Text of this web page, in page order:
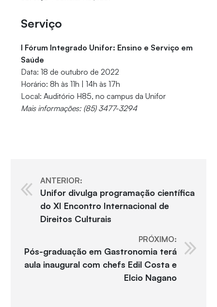
Serviço
I Fórum Integrado Unifor: Ensino e Serviço em
Saúde
Data: 18 de outubro de 2022
Horário: 8h às 11h | 14h às 17h
Local: Auditório H85, no campus da Unifor
Mais informações: (85) 3477-3294
ANTERIOR:
Unifor divulga programação científica
do XI Encontro Internacional de
Direitos Culturais
PRÓXIMO:
Pós-graduação em Gastronomia terá
aula inaugural com chefs Edil Costa e
Elcio Nagano